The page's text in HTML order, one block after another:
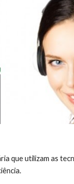
que utilizam as